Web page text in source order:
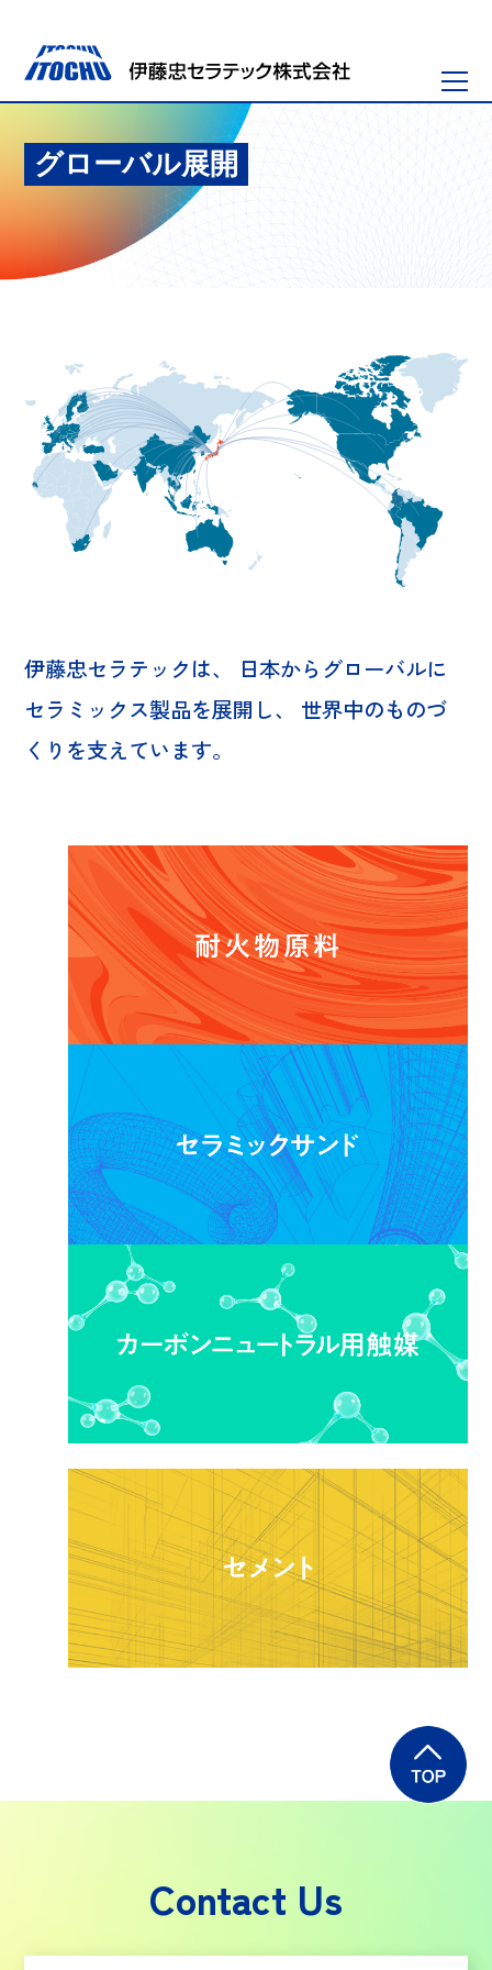
グローバル展開
伊藤忠セラテックは、
日本からグローバルに
セラミックス製品を展開し、 世界中のものづ
くりを支えています。
Contact Us